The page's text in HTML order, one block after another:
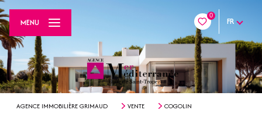
0
FR
MENU
AGENCE IMMOBILIÈRE GRIMAUD VENTE
COGOLIN